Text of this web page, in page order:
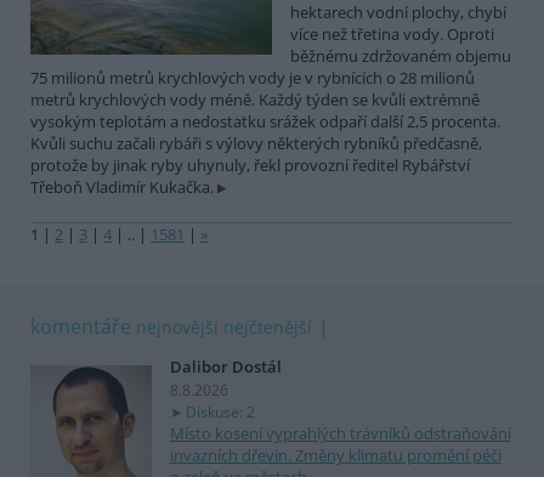
hektarech vodní plochy, chybí
více než třetina vody. Oproti
běžnému zdržovaném objemu
75 milionů metrů krychlových vody je v rybnících o 28 milionů
metrů krychlových vody méně. Každý týden se kvůli extrémně
vysokým teplotám a nedostatku srážek odpaří další 2,5 procenta.
Kvůli suchu začali rybáři s výlovy některých rybníků předčasně,
protože by jinak ryby uhynuly, řekl provozní ředitel Rybářství
Třeboň Vladimír Kukačka.
1 | 2 | 3 | 4 | .. | 1581 | »
komentáře nejnovější nejčtenější
Dalibor Dostál
8.8.2026
Diskuse: 2
Místo kosení vyprahlých trávníků odstraňování
invazních dřevin. Změny klimatu promění péči